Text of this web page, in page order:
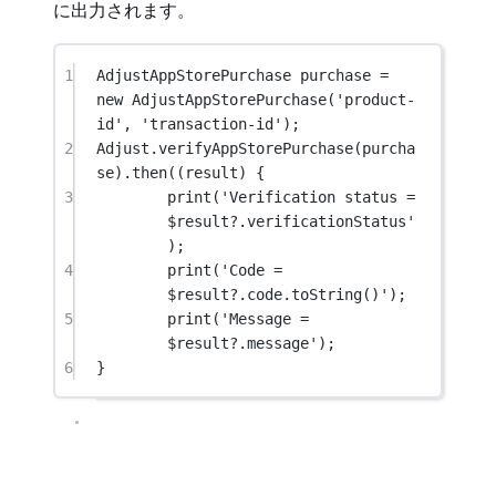
に出力されます。
1 AdjustAppStorePurchase purchase =
new AdjustAppStorePurchase( 'product-
id' , 'transaction-id' );
2
Adjust .verifyAppStorePurchase(purcha
se).then((result) {
3
print (
$result?.verificationStatus'
);
4
print (
$result?.code.toString()' );
5
print (
$result?.message' );
6
}